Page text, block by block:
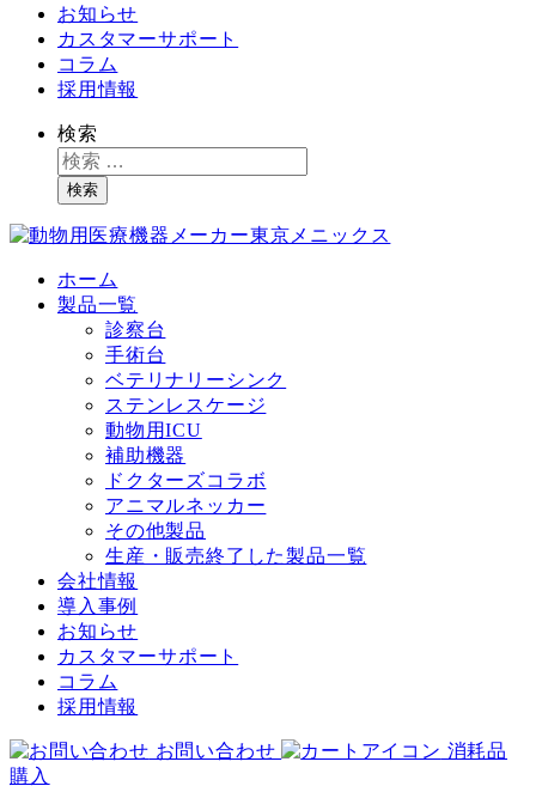
お知らせ
カスタマーサポート
コラム
採用情報
検索
検索
ホーム
製品一覧
診察台
手術台
ベテリナリーシンク
ステンレスケージ
動物用ICU
補助機器
ドクターズコラボ
アニマルネッカー
その他製品
生産・販売終了した製品一覧
会社情報
導入事例
お知らせ
カスタマーサポート
コラム
採用情報
お問い合わせ
消耗品
購入